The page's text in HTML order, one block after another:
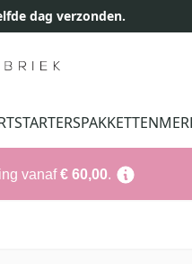
dag verzonden.
STARTERSPAKKETTEN
vanaf€ 60,00.